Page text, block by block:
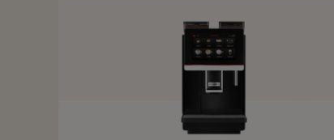
Navigate
to
DR.
COFFEE
Plus